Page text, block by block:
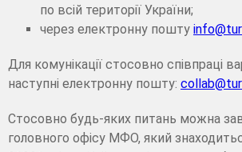
по всій території України;
через електронну пошту
Для комунікації стосовно співпраці
наступні електронну пошту:
Стосовно будь-яких питань можна
головного офісу МФО, який